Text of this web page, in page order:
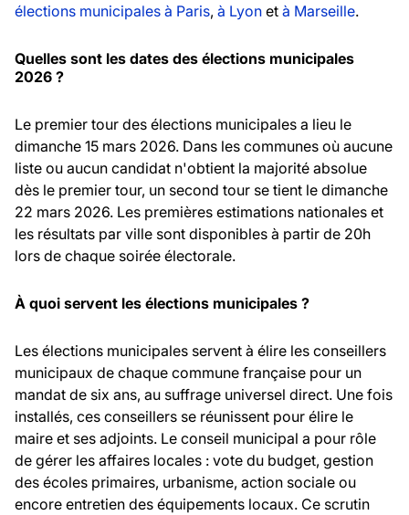
élections municipales à Paris, à Lyon et à Marseille.
Quelles sont les dates des élections municipales
2026 ?
Le premier tour des élections municipales a lieu le
dimanche 15 mars 2026. Dans les communes où aucune
liste ou aucun candidat n'obtient la majorité absolue
dès le premier tour, un second tour se tient le dimanche
22 mars 2026. Les premières estimations nationales et
les résultats par ville sont disponibles à partir de 20h
lors de chaque soirée électorale.
À quoi servent les élections municipales ?
Les élections municipales servent à élire les conseillers
municipaux de chaque commune française pour un
mandat de six ans, au suffrage universel direct. Une fois
installés, ces conseillers se réunissent pour élire le
maire et ses adjoints. Le conseil municipal a pour rôle
de gérer les affaires locales : vote du budget, gestion
des écoles primaires, urbanisme, action sociale ou
encore entretien des équipements locaux. Ce scrutin